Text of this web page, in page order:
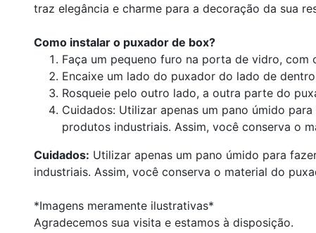
traz elegância e charme para a decoração da sua
Como instalar o puxador de box?
Faça um pequeno furo na porta de vidro,
Encaixe um lado do puxador do lado de
Rosqueie pelo outro lado, a outra parte do
Cuidados: Utilizar apenas um pano úmido
produtos industriais. Assim, você conserva o
Cuidados: Utilizar apenas um pano úmido para
industriais. Assim, você conserva o material do
*Imagens meramente ilustrativas*
Agradecemos sua visita e estamos à disposição.